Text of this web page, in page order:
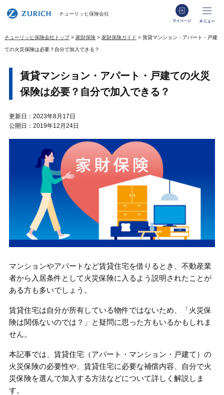
チューリッヒ保険会社
少額短
ログイン
チューリッヒ保険会社トップ 家財保険 家財保険ガイド 賃貸マンション・アパート・戸建
ての火災保険は必要？自分で加入できる？
賃貸マンション・アパート・戸建ての火災
保険は必要？自分で加入できる？
更新日：2023年8月17日
公開日：2019年12月24日
マンションやアパートなど賃貸住宅を借りるとき、不動産業
者から入居条件として火災保険に入るよう説明されたことが
ある方も多いでしょう。
賃貸住宅は自分が所有している物件ではないため、「火災保
険は関係ないのでは？」と疑問に思った方もいるかもしれま
せん。
本記事では、賃貸住宅（アパート・マンション・戸建て）の
火災保険の必要性や、賃貸住宅に必要な補償内容、自分で火
災保険を選んで加入する方法などについて詳しく解説しま
す。